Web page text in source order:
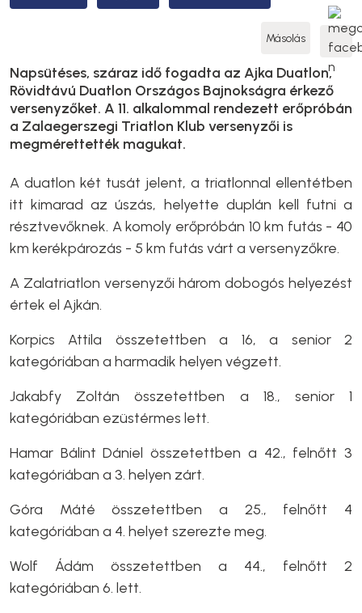
Másolás
Napsütéses, száraz idő fogadta az Ajka Duatlon,
Rövidtávú Duatlon Országos Bajnokságra érkező
versenyzőket. A 11. alkalommal rendezett erőpróbán
a Zalaegerszegi Triatlon Klub versenyzői is
megmérettették magukat.
A duatlon két tusát jelent, a triatlonnal ellentétben
itt kimarad az úszás, helyette duplán kell futni a
résztvevőknek. A komoly erőpróbán 10 km futás - 40
km kerékpározás - 5 km futás várt a versenyzőkre.
A Zalatriatlon versenyzői három dobogós helyezést
értek el Ajkán.
Korpics Attila összetettben a 16, a senior 2
kategóriában a harmadik helyen végzett.
Jakabfy Zoltán összetettben a 18., senior 1
kategóriában ezüstérmes lett.
Hamar Bálint Dániel összetettben a 42., felnőtt 3
kategóriában a 3. helyen zárt.
Góra Máté összetettben a 25., felnőtt 4
kategóriában a 4. helyet szerezte meg.
Wolf Ádám összetettben a 44., felnőtt 2
kategóriában 6. lett.